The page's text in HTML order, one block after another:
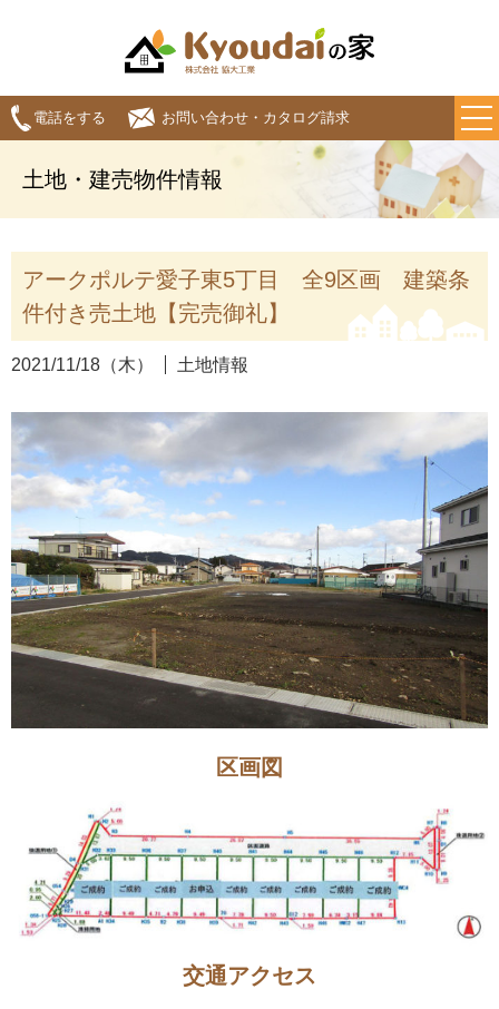
電話をする お問い合わせ・カタログ請求
土地・建売物件情報
アークポルテ愛子東5丁目 全9区画 建築条
件付き売土地【完売御礼】
2021/11/18（木） 土地情報
区画図
交通アクセス